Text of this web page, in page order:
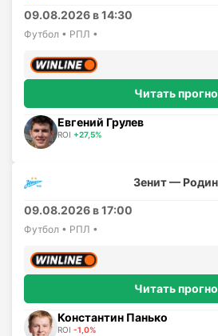
09.08.2026 в 14:30
Футбол • РПЛ •
Читать
Евгений Грулев
ROI +27,5%
Зенит —
09.08.2026 в 17:00
Футбол • РПЛ •
Читать
Константин Панько
ROI -1,0%